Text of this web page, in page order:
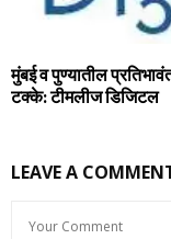
मुंबई व पुण्यातील
टक्के: टीमलीज डिजिटल
LEAVE A